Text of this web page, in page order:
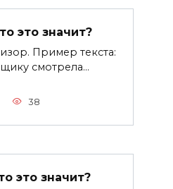
это значит?
Пример текста:
смотрела…
38
это значит?